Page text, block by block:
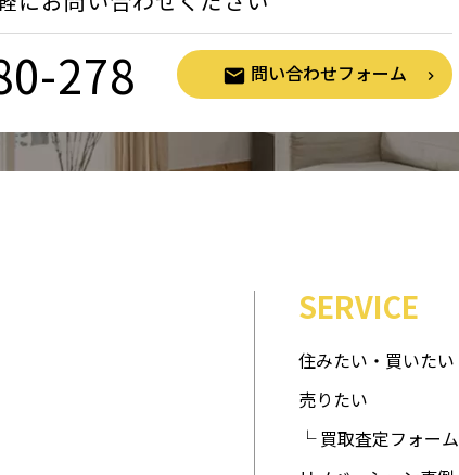
278 問い合わせフォーム
SERVICE
住みたい・買いたい
売りたい
└ 買取査定フォーム